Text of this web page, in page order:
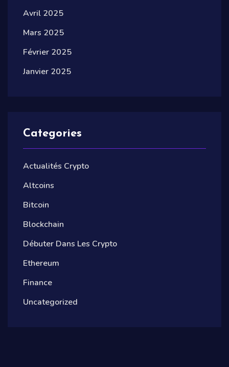
Avril 2025
Mars 2025
Février 2025
Janvier 2025
Categories
Actualités Crypto
Altcoins
Bitcoin
Blockchain
Débuter Dans Les Crypto
Ethereum
Finance
Uncategorized